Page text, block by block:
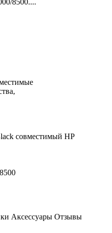
совместимый HP
Аксессуары Отзывы